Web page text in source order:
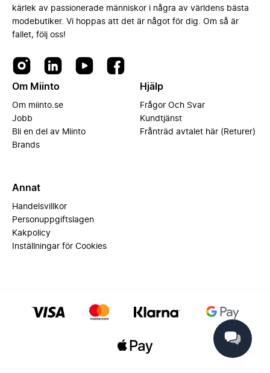
kärlek av passionerade människor i några av världens bästa
modebutiker. Vi hoppas att det är något för dig. Om så är
fallet, följ oss!
Om Miinto
Om miinto.se
Jobb
Bli en del av Miinto
Brands
Hjälp
Frågor Och Svar
Kundtjänst
Frånträd avtalet här (Returer)
Annat
Handelsvillkor
Personuppgiftslagen
Kakpolicy
Inställningar för Cookies